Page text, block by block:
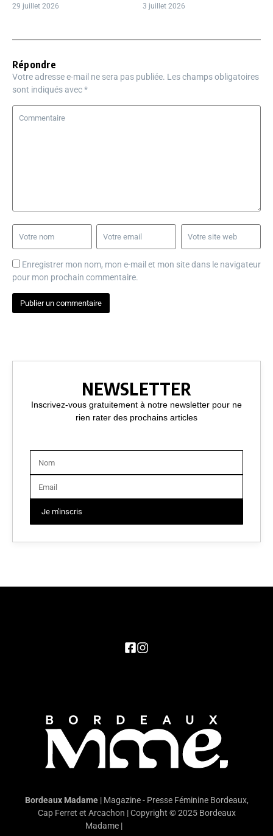
29 juillet 2026 3 juillet 2026
Répondre
Votre adresse e-mail ne sera pas publiée. Les champs obligatoires
sont indiqués avec*
Enregistrer mon nom, mon e-mail et mon site dans le navigateur
pour mon prochain commentaire.
NEWSLETTER
Inscrivez-vous gratuitement à notre newsletter pour ne
rien rater des prochains articles
Je m'inscris
Bordeaux Madame | Magazine - Presse Féminine Bordeaux,
Cap Ferret et Arcachon | Copyright © 2025 Bordeaux
Madame |